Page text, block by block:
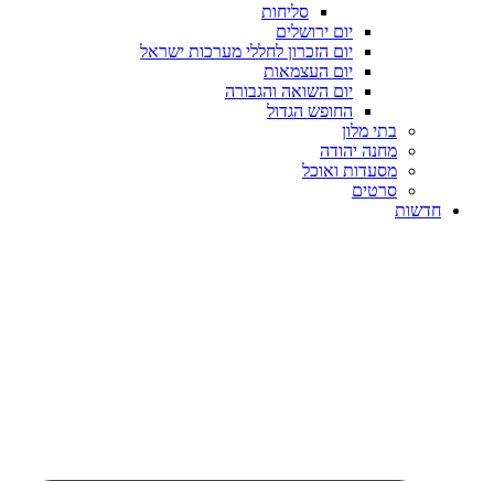
סליחות
יום ירושלים
יום הזכרון לחללי מערכות ישראל
יום העצמאות
יום השואה והגבורה
החופש הגדול
בתי מלון
מחנה יהודה
מסעדות ואוכל
סרטים
חדשות